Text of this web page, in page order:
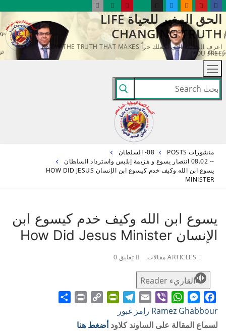
التجاوز
إلى
المحتوى
الحق المغير للحياة LIFE
CHANGING TRUTH
اعرف الحقيقة التي تجعلك حراً KNOW THE TRUTH THAT MAKES
YOU FREE
البحث
عن:
منشورات POSTS
08- السلطان
-- 08.02 انتصار يسوع و هزيمة إبليس واسترداد السلطان
يسوع ابن الله وكيف خدم كيسوع ابن الإنسان HOW DID JESUS
MINISTER
يسوع ابن الله وكيف خدم كيسوع ابن
الإنسان How Did Jesus Minister
تعليق 0
القاريء Reader
Facebook
Messenger
WhatsApp
Viber
Email
Telegram
Link
Ramez Ghabbour رامز غبور
لسماع المقالة على الساوند كلاودأضغط هنا